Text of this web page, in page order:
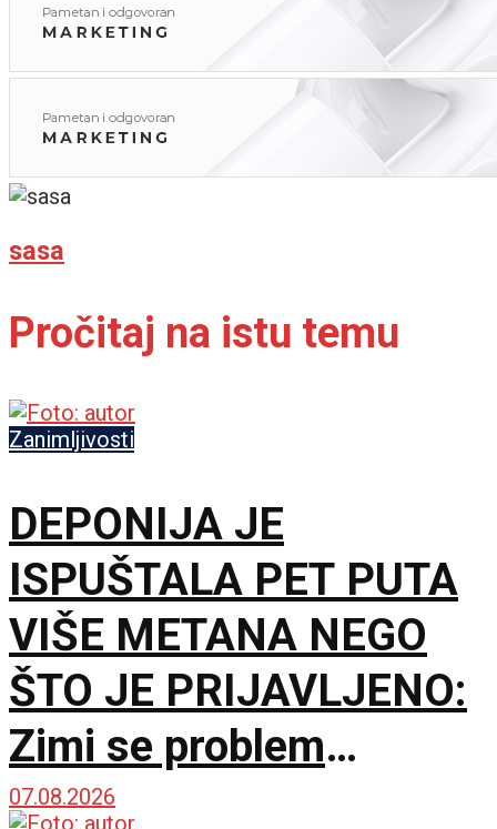
sasa
Pročitaj na istu temu
Zanimljivosti
DEPONIJA JE
ISPUŠTALA PET PUTA
VIŠE METANA NEGO
ŠTO JE PRIJAVLJENO:
Zimi se problem
dodatno pogoršavao
07.08.2026